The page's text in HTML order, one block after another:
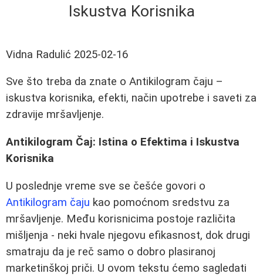
Iskustva Korisnika
Vidna Radulić 2025-02-16
Sve što treba da znate o Antikilogram čaju –
iskustva korisnika, efekti, način upotrebe i saveti za
zdravije mršavljenje.
Antikilogram Čaj: Istina o Efektima i Iskustva
Korisnika
U poslednje vreme sve se češće govori o
Antikilogram čaju kao pomoćnom sredstvu za
mršavljenje. Među korisnicima postoje različita
mišljenja - neki hvale njegovu efikasnost, dok drugi
smatraju da je reč samo o dobro plasiranoj
marketinškoj priči. U ovom tekstu ćemo sagledati